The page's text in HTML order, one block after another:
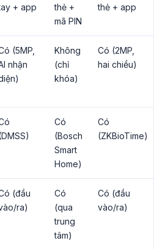
+ app
thẻ +
mã PIN
thẻ + app
(5MP,
nhận
Không
(chỉ
khóa)
Có (2MP,
hai chiều)
Có
(Bosch
Smart
Home)
Có
(ZKBioTime)
(đầu
ra)
Có
(qua
trung
tâm)
Có (đầu
vào/ra)